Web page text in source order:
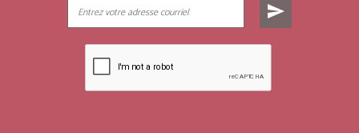
send